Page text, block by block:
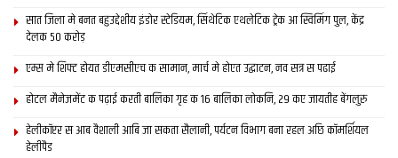
सात जिला मे बनत बहुउद्देशीय इंडोर स्‍टेडि‍यम, सिंथेटिक एथलेटिक ट्रेक आ स्विमिंग पुल, केंद्र
देलक 50 करोड़
एम्स मे शिफ्ट होयत डीएमसीएच क सामान, मार्च मे होएत उद्घाटन, नव सत्र स पढाई
होटल मैनेजमेंट क पढ़ाई करती बालिका गृह क 16 बालिका लोकनि, 29 कए जायतीह बेंगलुरु
हेलीकॉप्टर स आब वैशाली आबि जा सकता सैलानी, पर्यटन विभाग बना रहल अछि कॉमर्शियल
हेलीपैड